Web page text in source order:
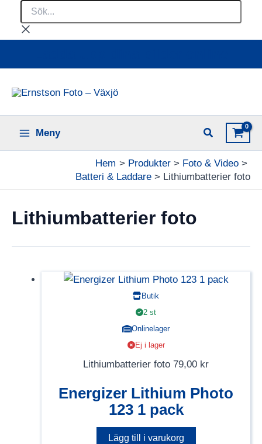
innehåll
Sök...
Meny
Hem Produkter
Foto & Video
Batteri & Laddare
Lithiumbatterier foto
Lithiumbatterier foto
Butik
2 st
Onlinelager
Ej i lager
Lithiumbatterier foto 79,00 kr
Energizer Lithium Photo
123 1 pack
Lägg till i varukorg